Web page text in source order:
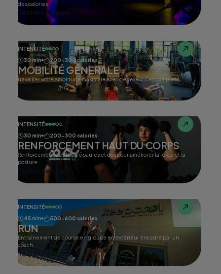
des calories.
Tester ce cours
INTENSITÉ
30 min
200-300 calories
MOBILITÉ GÉNERALE
travailler votre amplitude maximale avec des exercices complets.
Tester ce cours
INTENSITÉ
30 min
200-300 calories
RENFORCEMENT HAUT DU CORPS
Renforcement des bras, épaules et dos pour améliorer la force et la
posture
Tester ce cours
INTENSITÉ
45 min
500-600 calories
RUN
Entraînement de course en groupe en extérieur encadré par un
coach.
Tester ce cours